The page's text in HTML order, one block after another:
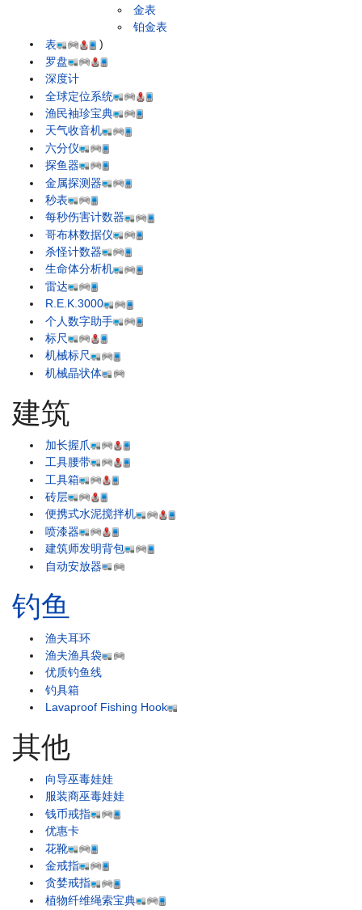
表
金表
铂金表
)
罗盘
深度计
全球定位系统
渔民袖珍宝典
天气收音机
六分仪
探鱼器
金属探测器
秒表
每秒伤害计数器
哥布林数据仪
杀怪计数器
生命体分析机
雷达
R.E.K.3000
个人数字助手
标尺
机械标尺
机械晶状体
建筑
加长握爪
工具腰带
工具箱
砖层
便携式水泥搅拌机
喷漆器
建筑师发明背包
自动安放器
钓鱼
渔夫耳环
渔夫渔具袋
优质钓鱼线
钓具箱
Lavaproof Fishing Hook
其他
向导巫毒娃娃
服装商巫毒娃娃
钱币戒指
优惠卡
花靴
金戒指
贪婪戒指
植物纤维绳索宝典